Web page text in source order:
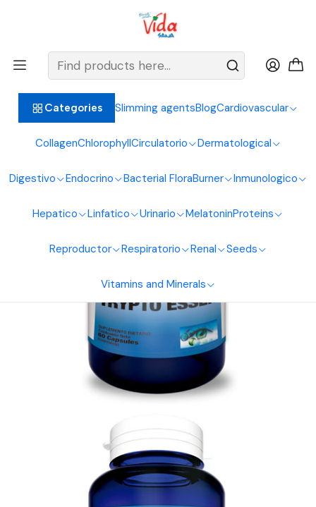
Categories Slimming agentsBlogCardiovascular
CollagenChlorophyllCirculatorio Dermatological
Digestivo Endocrino Bacterial FloraBurner Inmunologico
Hepatico Linfatico Urinario MelatoninProteins
Reproductor Respiratorio Renal Seeds
Vitamins and Minerals
BIENVENIDOS ALIMENTOS NATURALES VIDA SANA
TRYPTOP ESSEN – Millenium Natural Systems